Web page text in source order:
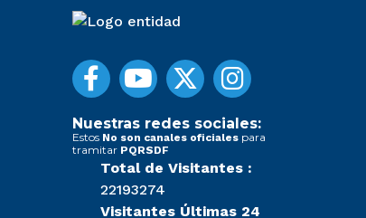
Nuestras redes sociales:
Estos No son canales oficiales para
tramitar PQRSDF
Total de Visitantes :
22193274
Visitantes Últimas 24